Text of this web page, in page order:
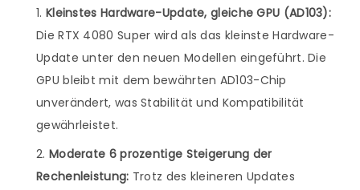
Kleinstes Hardware-Update, gleiche GPU (AD103):
Die RTX 4080 Super wird als das kleinste Hardware-
Update unter den neuen Modellen eingeführt. Die
GPU bleibt mit dem bewährten AD103-Chip
unverändert, was Stabilität und Kompatibilität
gewährleistet.
Moderate 6 prozentige Steigerung der
Rechenleistung: Trotz des kleineren Updates